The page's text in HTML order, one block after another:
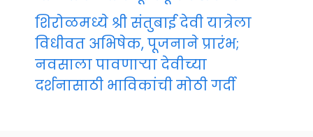
शिरोळमध्ये श्री संतुबाई देवी यात्रेला
विधीवत अभिषेक, पूजनाने प्रारंभ;
नवसाला पावणाऱ्या देवीच्या
दर्शनासाठी भाविकांची मोठी गर्दी